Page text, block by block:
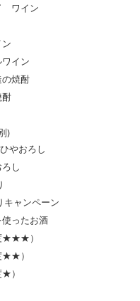
ワイン
イン
焼酎
酎
)
やおろし
し
キャンペーン
ったお酒
★★★）
★★）
）